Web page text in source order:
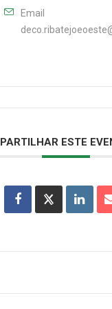
Email
PARTILHAR ESTE